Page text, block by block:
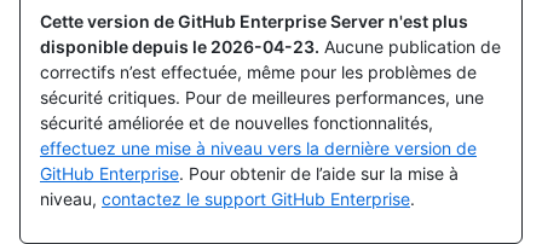
Cette version de GitHub Enterprise Server n'est plus
disponible depuis le 2026-04-23. Aucune publication de
correctifs n’est effectuée, même pour les problèmes de
sécurité critiques. Pour de meilleures performances, une
sécurité améliorée et de nouvelles fonctionnalités,
effectuez une mise à niveau vers la dernière version de
GitHub Enterprise. Pour obtenir de l’aide sur la mise à
niveau, contactez le support GitHub Enterprise.